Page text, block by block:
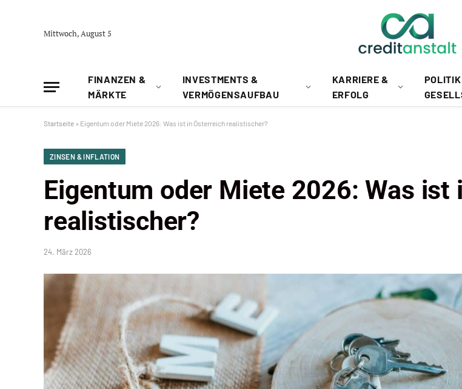
Mittwoch, August 5
FINANZEN &
MÄRKTE
INVESTMENTS &
VERMÖGENSAUFBAU
KARRIERE &
ERFOLG
Startseite » Eigentum oder Miete 2026: Was ist in Österreich realistischer?
ZINSEN & INFLATION
Eigentum oder Miete 2026: Was ist
realistischer?
24. März 2026